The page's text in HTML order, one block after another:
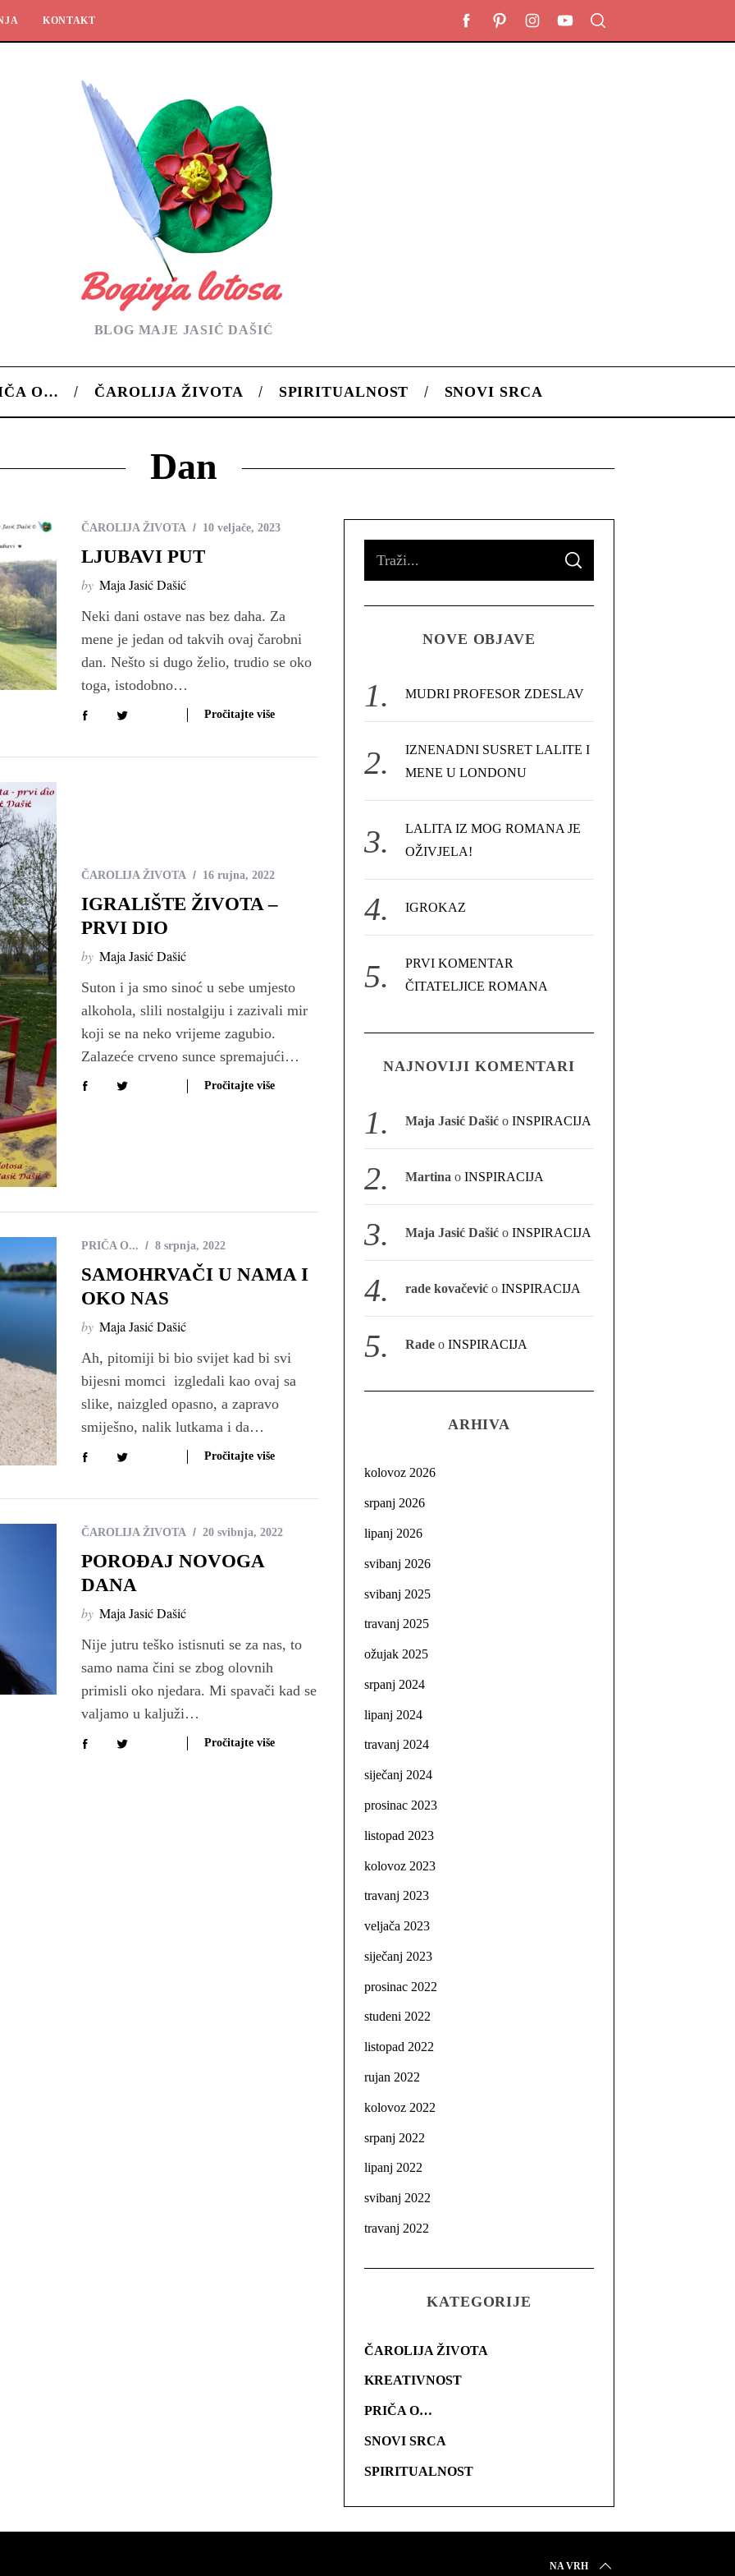
KONTAKT
BLOG MAJE JASIĆ DAŠIĆ
O… ČAROLIJA ŽIVOTA SPIRITUALNOST SNOVI SRCA
Dan
ČAROLIJA ŽIVOTA 10 veljače, 2023
LJUBAVI PUT
by Maja Jasić Dašić
Neki dani ostave nas bez daha. Za
mene je jedan od takvih ovaj čarobni
dan. Nešto si dugo želio, trudio se oko
toga, istodobno…
Pročitajte više
ČAROLIJA ŽIVOTA 16 rujna, 2022
IGRALIŠTE ŽIVOTA –
PRVI DIO
by Maja Jasić Dašić
Suton i ja smo sinoć u sebe umjesto
alkohola, slili nostalgiju i zazivali mir
koji se na neko vrijeme zagubio.
Zalazeće crveno sunce spremajući…
Pročitajte više
PRIČA O... 8 srpnja, 2022
SAMOHRVAČI U NAMA I
OKO NAS
by Maja Jasić Dašić
Ah, pitomiji bi bio svijet kad bi svi
bijesni momci izgledali kao ovaj sa
slike, naizgled opasno, a zapravo
smiješno, nalik lutkama i da…
Pročitajte više
ČAROLIJA ŽIVOTA 20 svibnja, 2022
POROĐAJ NOVOGA
DANA
by Maja Jasić Dašić
Nije jutru teško istisnuti se za nas, to
samo nama čini se zbog olovnih
primisli oko njedara. Mi spavači kad se
valjamo u kaljuži…
Pročitajte više
o
S
A
C
NOVE OBJAVE
MUDRI PROFESOR ZDESLAV
IZNENADNI SUSRET LALITE I
MENE U LONDONU
LALITA IZ MOG ROMANA JE
OŽIVJELA!
IGROKAZ
PRVI KOMENTAR
ČITATELJICE ROMANA
NAJNOVIJI KOMENTARI
Maja Jasić Dašić oINSPIRACIJA
Martina oINSPIRACIJA
Maja Jasić Dašić oINSPIRACIJA
rade kovačević oINSPIRACIJA
Rade oINSPIRACIJA
ARHIVA
kolovoz 2026
srpanj 2026
lipanj 2026
svibanj 2026
svibanj 2025
travanj 2025
ožujak 2025
srpanj 2024
lipanj 2024
travanj 2024
siječanj 2024
prosinac 2023
listopad 2023
kolovoz 2023
travanj 2023
veljača 2023
siječanj 2023
prosinac 2022
studeni 2022
listopad 2022
rujan 2022
kolovoz 2022
srpanj 2022
lipanj 2022
svibanj 2022
travanj 2022
KATEGORIJE
ČAROLIJA ŽIVOTA
KREATIVNOST
PRIČA O…
SNOVI SRCA
SPIRITUALNOST
NA VRH